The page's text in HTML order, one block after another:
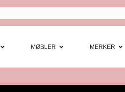
Open Interiør
MØBLER Open
MERKER